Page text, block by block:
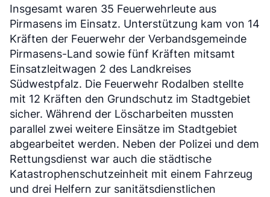
Insgesamt waren 35 Feuerwehrleute aus
Pirmasens im Einsatz. Unterstützung kam von 14
Kräften der Feuerwehr der Verbandsgemeinde
Pirmasens-Land sowie fünf Kräften mitsamt
Einsatzleitwagen 2 des Landkreises
Südwestpfalz. Die Feuerwehr Rodalben stellte
mit 12 Kräften den Grundschutz im Stadtgebiet
sicher. Während der Löscharbeiten mussten
parallel zwei weitere Einsätze im Stadtgebiet
abgearbeitet werden. Neben der Polizei und dem
Rettungsdienst war auch die städtische
Katastrophenschutzeinheit mit einem Fahrzeug
und drei Helfern zur sanitätsdienstlichen